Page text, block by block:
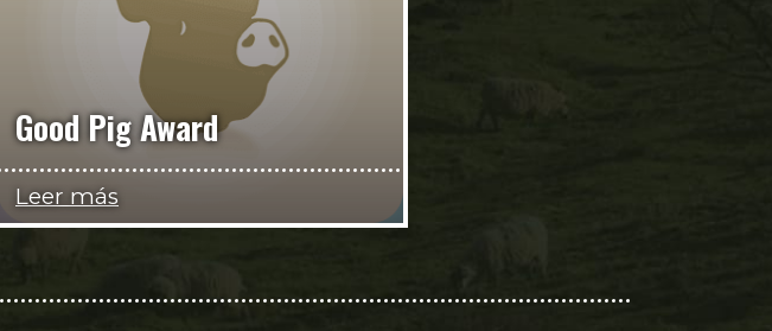
Good Pig Award
Leer más